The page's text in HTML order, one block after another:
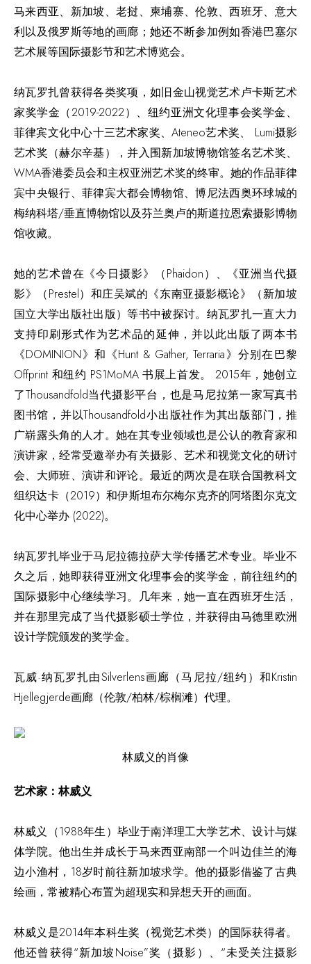
马来西亚、新加坡、老挝、柬埔寨、伦敦、西班牙、意大
利以及俄罗斯等地的画廊；她还不断参加例如香港巴塞尔
艺术展等国际摄影节和艺术博览会。
纳瓦罗扎曾获得各类奖项，如旧金山视觉艺术卢卡斯艺术
家奖学金（2019-2022）、纽约亚洲文化理事会奖学金、
菲律宾文化中心十三艺术家奖、Ateneo艺术奖、 Lumi摄影
艺术奖（赫尔辛基），并入围新加坡博物馆签名艺术奖、
WMA香港委员会和主权亚洲艺术奖的终审。她的作品菲律
宾中央银行、菲律宾大都会博物馆、博尼法西奥环球城的
梅纳科塔/垂直博物馆以及芬兰奥卢的斯道拉恩索摄影博物
馆收藏。
她的艺术曾在《今日摄影》（Phaidon）、《亚洲当代摄
影》（Prestel）和庄吴斌的《东南亚摄影概论》（新加坡
国立大学出版社出版）等书中被探讨。纳瓦罗扎一直大力
支持印刷形式作为艺术品的延伸，并以此出版了两本书
《DOMINION》和《Hunt & Gather, Terraria》分别在巴黎
Offprint 和纽约 PS1MoMA 书展上首发。 2015年，她创立
了Thousandfold当代摄影平台，也是马尼拉第一家写真书
图书馆，并以Thousandfold小出版社作为其出版部门，推
广崭露头角的人才。她在其专业领域也是公认的教育家和
演讲家，经常受邀举办有关摄影、艺术和视觉文化的研讨
会、大师班、演讲和评论。最近的两次是在联合国教科文
组织达卡（2019）和伊斯坦布尔梅尔克齐的阿塔图尔克文
化中心举办 (2022)。
纳瓦罗扎毕业于马尼拉德拉萨大学传播艺术专业。毕业不
久之后，她即获得亚洲文化理事会的奖学金，前往纽约的
国际摄影中心继续学习。几年来，她一直在西班牙生活，
并在那里完成了当代摄影硕士学位，并获得由马德里欧洲
设计学院颁发的奖学金。
瓦威·纳瓦罗扎由Silverlens画廊（马尼拉/纽约）和Kristin
Hjellegjerde画廊（伦敦/柏林/棕榈滩）代理。
林威义的肖像
艺术家：林威义
林威义（1988年生）毕业于南洋理工大学艺术、设计与媒
体学院。他出生并成长于马来西亚南部一个叫边佳兰的海
边小渔村，18岁时前往新加坡求学。他的摄影借鉴了古典
绘画，常被精心布置为超现实和异想天开的画面。
林威义是2014年本科生奖（视觉艺术类）的国际获得者。
他还曾获得“新加坡Noise”奖（摄影）、“未受关注摄影